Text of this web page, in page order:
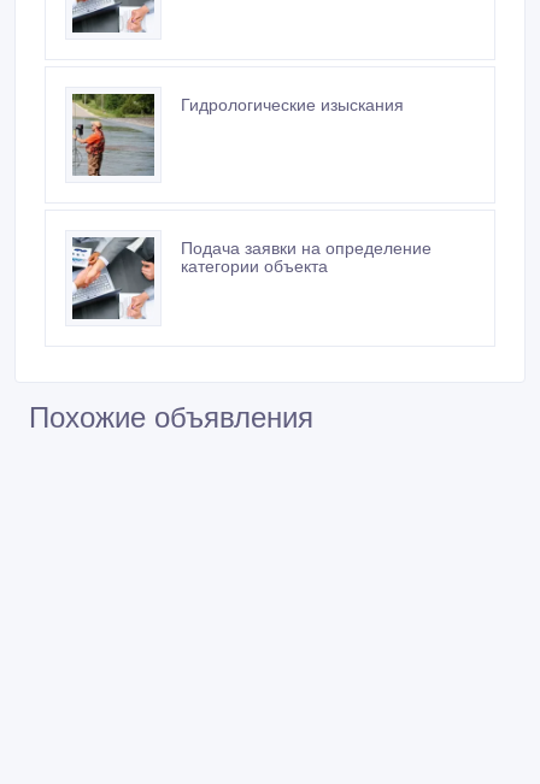
Гидрологические изыскания
Подача заявки на определение
категории объекта
Похожие объявления